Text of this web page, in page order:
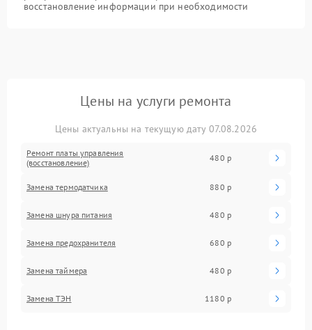
восстановление информации при необходимости
Цены на услуги ремонта
Цены актуальны на текущую дату 07.08.2026
Ремонт платы управления
(восстановление)
480 р
Замена термодатчика 880 р
Замена шнура питания 480 р
Замена предохранителя 680 р
Замена таймера 480 р
Замена ТЭН 1180 р